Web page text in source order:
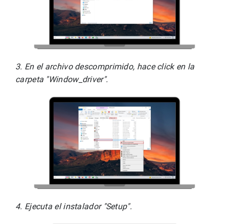
3. En el archivo descomprimido, hace click en la
carpeta "Window_driver".
4. Ejecuta el instalador "Setup".